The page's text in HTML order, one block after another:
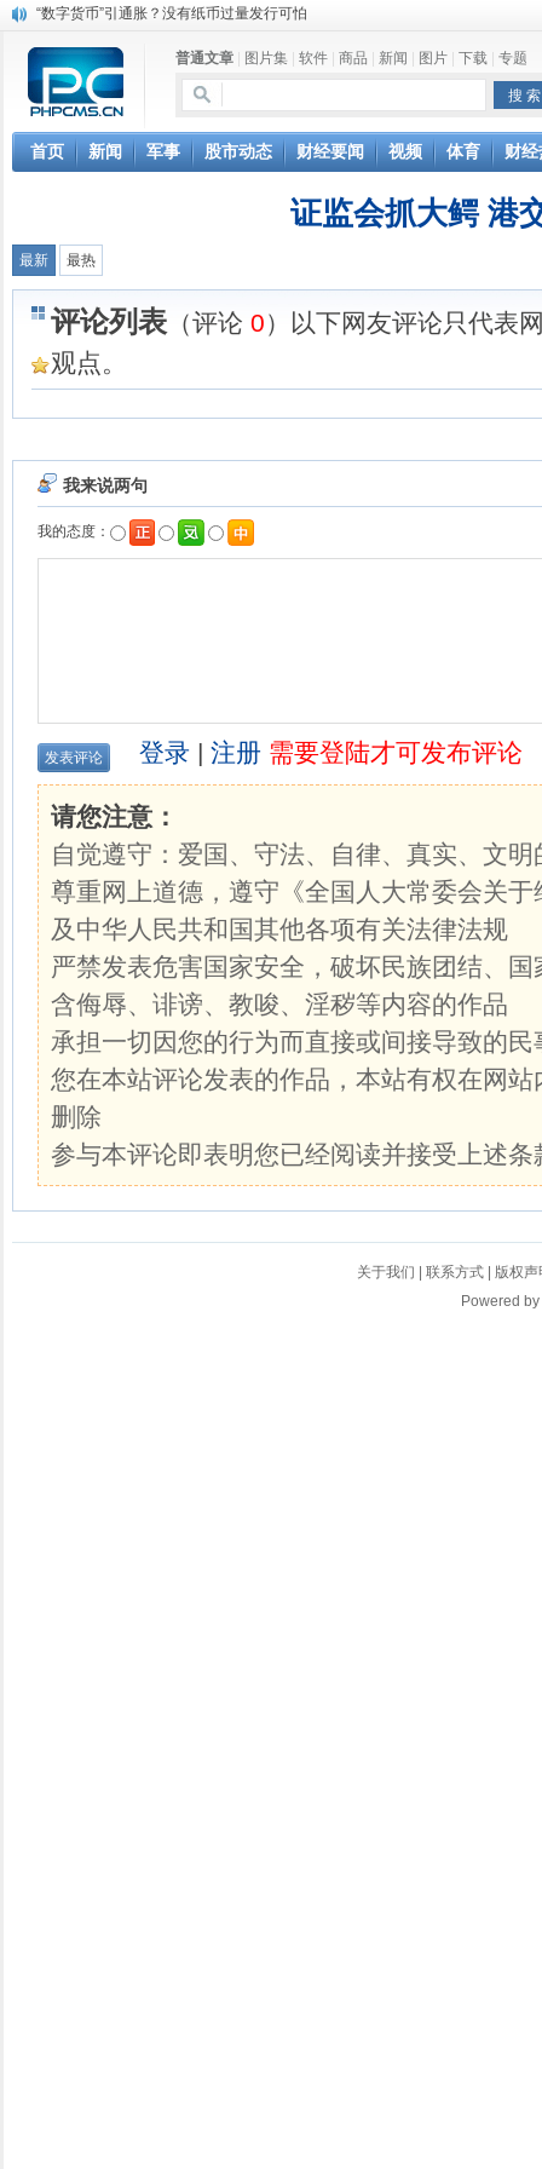
“数字货币”引通胀？没有纸币过量发行可怕
分享健康生活 小罐茶成走亲访友送礼首选
马云携罗汉堂亮相达沃斯：人类正处数据时代的最早期
女子听信“嚼口香糖燃脂” 瘦身不成反“胖了脸”
普通文章 图片集 软件 商品 新闻 图片 下载 专题
首页 新闻 军事 股市动态 财经要闻 视频 体育 财
证监会抓大鳄 港
最新 最热
评论列表 （评论 0）以下网友评论只代表
观点。
我来说两句
我的态度：
登录 | 注册 需要登陆才可发布评论
请您注意：
自觉遵守：爱国、守法、自律、真实、文明
尊重网上道德，遵守《全国人大常委会关
及中华人民共和国其他各项有关法律法规
严禁发表危害国家安全，破坏民族团结、
含侮辱、诽谤、教唆、淫秽等内容的作品
承担一切因您的行为而直接或间接导致的
您在本站评论发表的作品，本站有权在网
删除
参与本评论即表明您已经阅读并接受上述条
关于我们 | 联系方式 | 版权声
Powered by